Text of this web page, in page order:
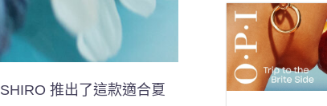
推出了這款適合夏